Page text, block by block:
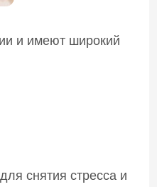
и имеют широкий
снятия стресса и